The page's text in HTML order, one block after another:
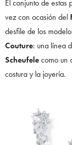
El conjunto de
vez con ocasión del
desfile de los
Couture: una línea
Scheufelecomo un
costura y la joyería.